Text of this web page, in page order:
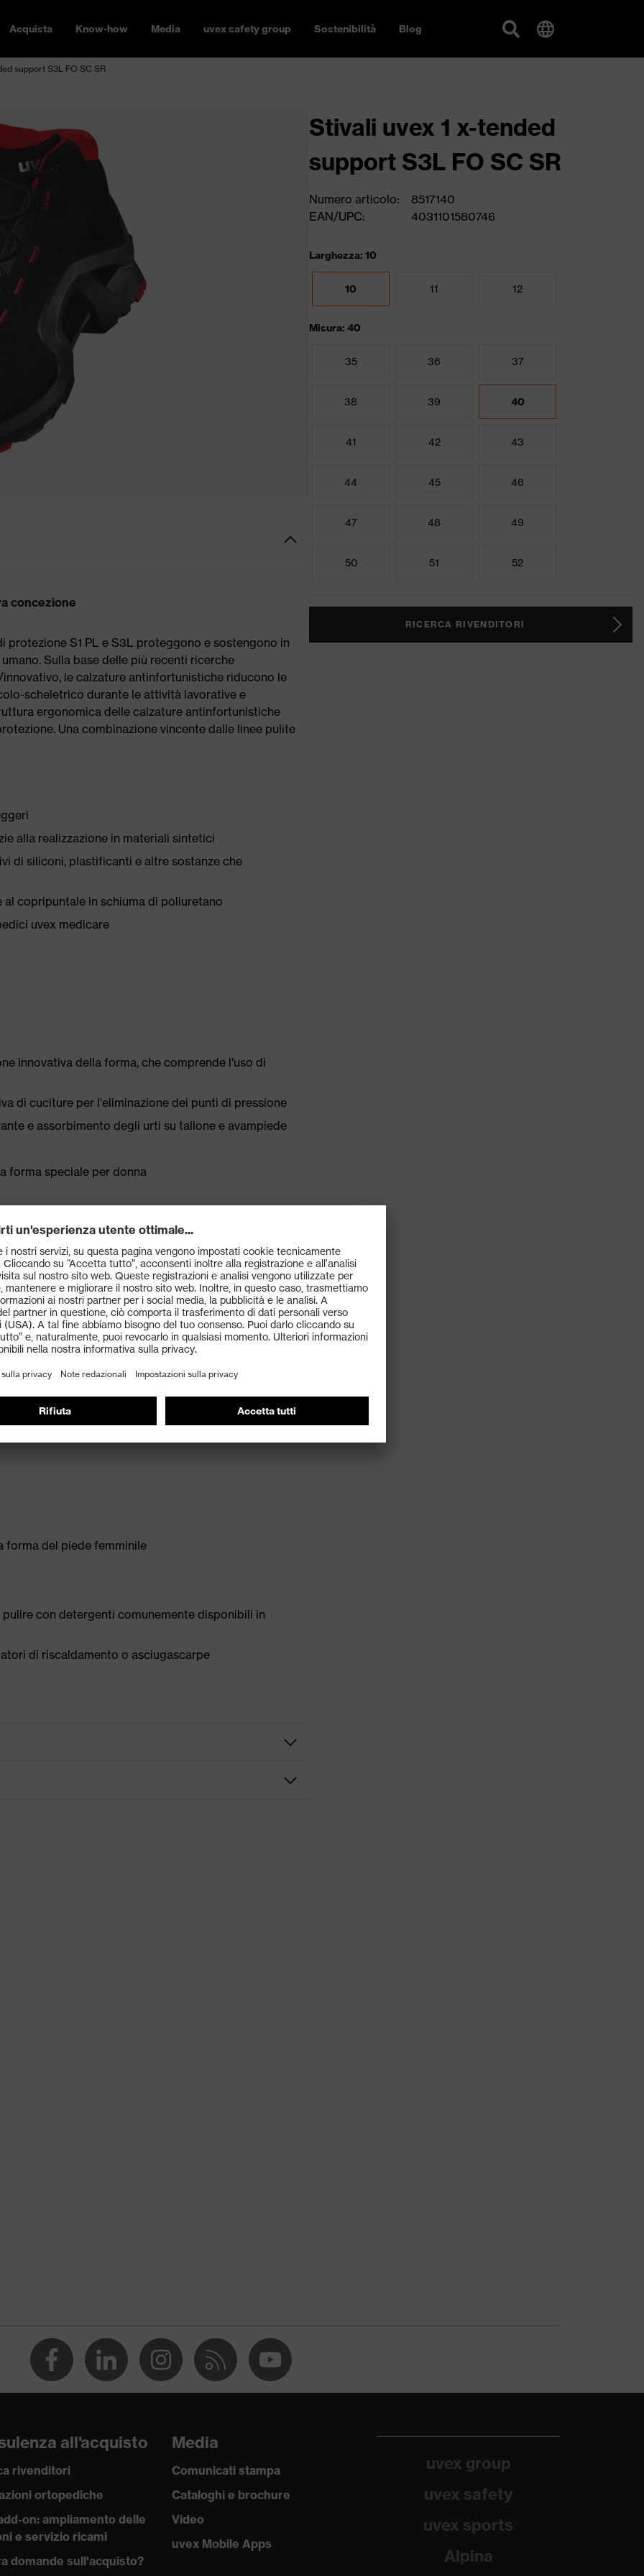
Acquista Know-how Media uvex safety group Sostenibilità Blog
support S3L FO SC SR
concezione
protezione S1 PL e S3L proteggono e sostengono in
Sulla base delle più recenti ricerche
le calzature antinfortunistiche riducono le
scheletrico durante le attività lavorative e
ergonomica delle calzature antinfortunistiche
Una combinazione vincente dalle linee pulite
alla realizzazione in materiali sintetici
di siliconi, plastificanti e altre sostanze che
copripuntale in schiuma di poliuretano
uvex medicare
innovativa della forma, che comprende l'uso di
di cuciture per l'eliminazione dei punti di pressione
e assorbimento degli urti su tallone e avampiede
forma speciale per donna
EN ISO 20345:2022 + A1:2024 con marcatura
(SR)
di dispersione inferiore a 100 mega-ohm
xenova®: compatto, conformato anatomicamente,
conduttivo
strato con ottima resistenza allo scivolamento
un'apposita cornice laterale che protegge dalle
e sostegno
flessibilità alla calzatura
forma del piede femminile
con detergenti comunemente disponibili in
di riscaldamento o asciugascarpe
(ESD) con resistenza di dispersione inferiore a 100
Stivali uvex 1 x-tended
support S3L FO SC SR
Numero articolo:
8517140
EAN/UPC:
4031101580746
Larghezza: 10
10 11 12
Misura: 40
35 36 37
38 39 40
41 42 43
44 45 46
47 48 49
50 51 52
RICERCA RIVENDITORI
all'acquisto
rivenditori
ortopediche
on: ampliamento delle
e servizio ricami
domande sull'acquisto?
Media
Comunicati stampa
Cataloghi e brochure
Video
uvex Mobile Apps
uvex group
uvex safety
uvex sports
Alpina